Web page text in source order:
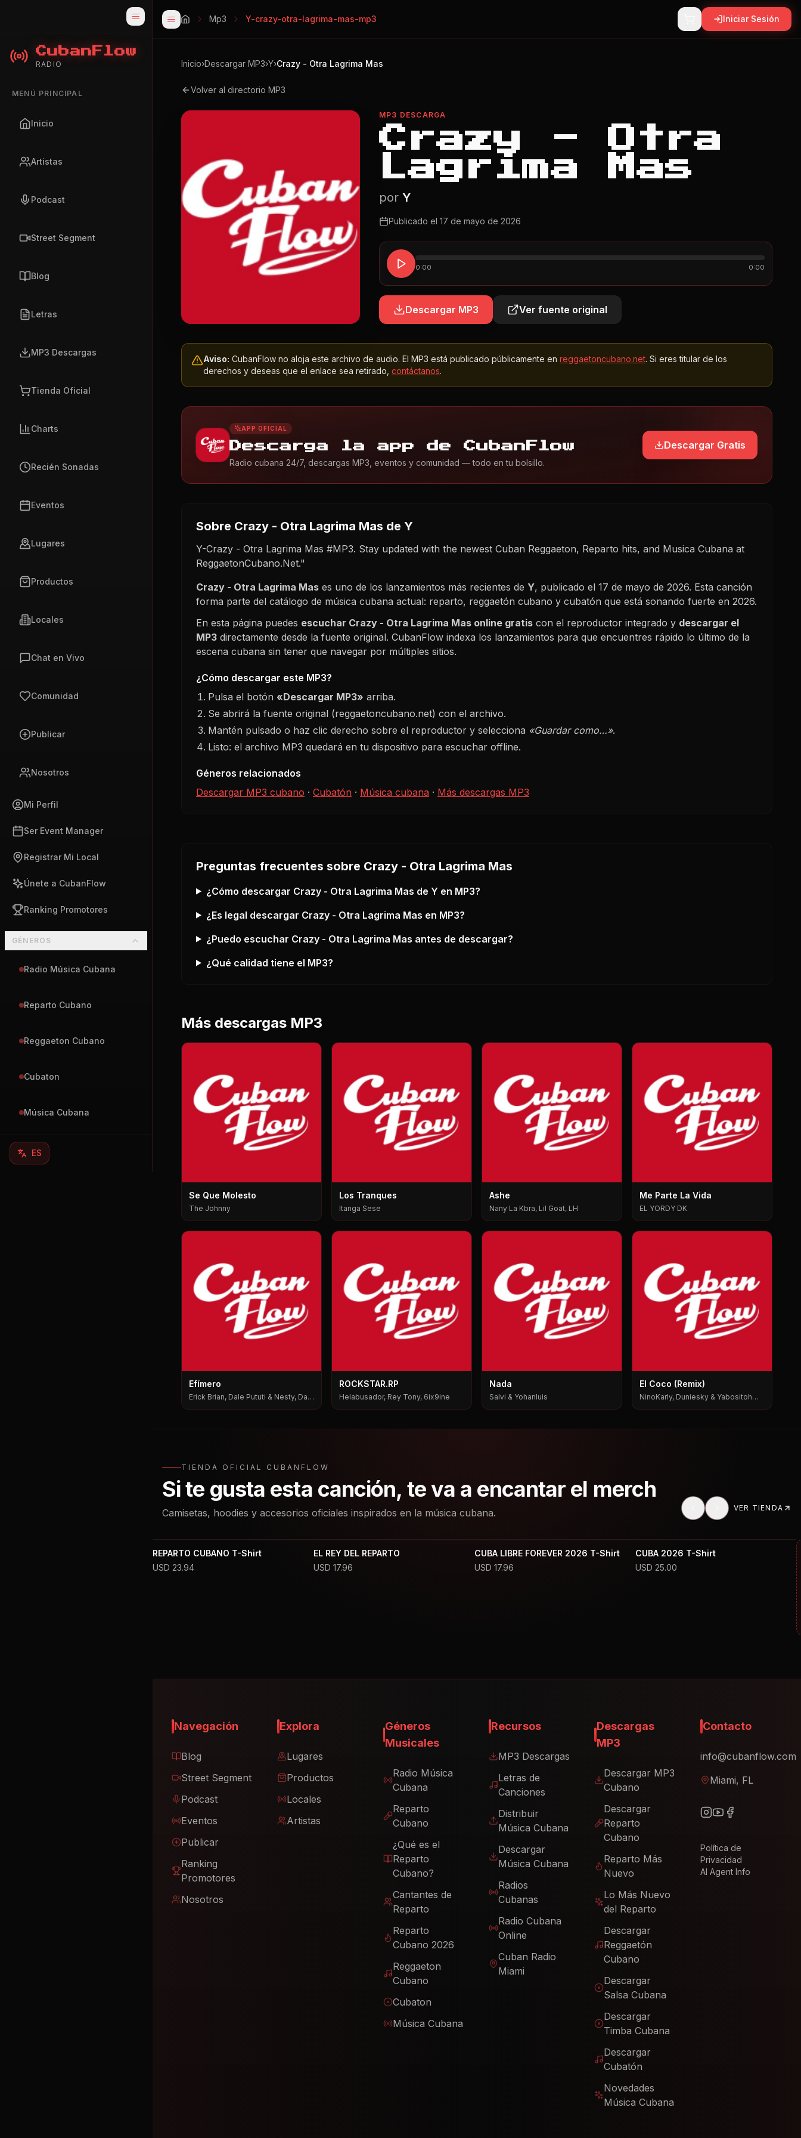
CubanFlow
RADIO
MENÚ PRINCIPAL
Inicio
Artistas
Podcast
Street Segment
Blog
Letras
MP3 Descargas
Tienda Oficial
Charts
Recién Sonadas
Eventos
Lugares
Productos
Locales
Chat en Vivo
Comunidad
Publicar
Nosotros
Mi Perfil
Ser Event Manager
Registrar Mi Local
Únete a CubanFlow
Ranking Promotores
GÉNEROS
Radio Música Cubana
Reparto Cubano
Reggaeton Cubano
Cubaton
Música Cubana
ES
Mp3 Y-crazy-otra-lagrima-mas-mp3 Iniciar Sesión
Inicio›Descargar MP3›Y›Crazy - Otra Lagrima Mas
Volver al directorio MP3
MP3 DESCARGA
Crazy - Otra
Lagrima Mas
por Y
Publicado el 17 de mayo de 2026
0:00 0:00
Descargar MP3 Ver fuente original
Aviso: CubanFlow no aloja este archivo de audio. El MP3 está publicado públicamente en reggaetoncubano.net. Si eres titular de los
derechos y deseas que el enlace sea retirado, contáctanos.
APP OFICIAL
Descarga la app de CubanFlow
Radio cubana 24/7, descargas MP3, eventos y comunidad — todo en tu bolsillo.
Descargar Gratis
Sobre Crazy - Otra Lagrima Mas de Y
Y-Crazy - Otra Lagrima Mas #MP3. Stay updated with the newest Cuban Reggaeton, Reparto hits, and Musica Cubana at
ReggaetonCubano.Net."
Crazy - Otra Lagrima Mas es uno de los lanzamientos más recientes de Y, publicado el 17 de mayo de 2026. Esta canción
forma parte del catálogo de música cubana actual: reparto, reggaetón cubano y cubatón que está sonando fuerte en 2026.
En esta página puedes escuchar Crazy - Otra Lagrima Mas online gratis con el reproductor integrado y descargar el
MP3 directamente desde la fuente original. CubanFlow indexa los lanzamientos para que encuentres rápido lo último de la
escena cubana sin tener que navegar por múltiples sitios.
¿Cómo descargar este MP3?
Pulsa el botón «Descargar MP3» arriba.
Se abrirá la fuente original (reggaetoncubano.net) con el archivo.
Mantén pulsado o haz clic derecho sobre el reproductor y selecciona «Guardar como…».
Listo: el archivo MP3 quedará en tu dispositivo para escuchar offline.
Géneros relacionados
Descargar MP3 cubano · Cubatón · Música cubana · Más descargas MP3
Preguntas frecuentes sobre Crazy - Otra Lagrima Mas
¿Cómo descargar Crazy - Otra Lagrima Mas de Y en MP3?
¿Es legal descargar Crazy - Otra Lagrima Mas en MP3?
¿Puedo escuchar Crazy - Otra Lagrima Mas antes de descargar?
¿Qué calidad tiene el MP3?
Más descargas MP3
Se Que Molesto
The Johnny
Los Tranques
Itanga Sese
Ashe
Nany La Kbra, Lil Goat, LH
Me Parte La Vida
EL YORDY DK
Efímero
Erick Brian, Dale Pututi & Nesty, Dale
ROCKSTAR.RP
Helabusador, Rey Tony, 6ix9ine
Nada
Salvi & Yohanluis
El Coco (Remix)
NinoKarly, Duniesky & Yabositoh
TIENDA OFICIAL CUBANFLOW
Si te gusta esta canción, te va a encantar el merch
Camisetas, hoodies y accesorios oficiales inspirados en la música cubana. VER TIENDA
REPARTO CUBANO T-Shirt
USD 23.94
EL REY DEL REPARTO
USD 17.96
CUBA LIBRE FOREVER 2026 T-Shirt
USD 17.96
CUBA 2026 T-Shirt
USD 25.00
Navegación
Blog
Street Segment
Podcast
Eventos
Publicar
Ranking
Promotores
Nosotros
Explora
Lugares
Productos
Locales
Artistas
Géneros
Musicales
Radio Música
Cubana
Reparto
Cubano
¿Qué es el
Reparto
Cubano?
Cantantes de
Reparto
Reparto
Cubano 2026
Reggaeton
Cubano
Cubaton
Música Cubana
Recursos
MP3 Descargas
Letras de
Canciones
Distribuir
Música Cubana
Descargar
Música Cubana
Radios
Cubanas
Radio Cubana
Online
Cuban Radio
Miami
Descargas
MP3
Descargar MP3
Cubano
Descargar
Reparto
Cubano
Reparto Más
Nuevo
Lo Más Nuevo
del Reparto
Descargar
Reggaetón
Cubano
Descargar
Salsa Cubana
Descargar
Timba Cubana
Descargar
Cubatón
Novedades
Música Cubana
Contacto
info@cubanflow.com
Miami, FL
Política de
Privacidad
AI Agent Info